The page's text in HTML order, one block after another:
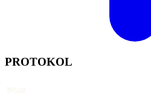
PROTOKOL